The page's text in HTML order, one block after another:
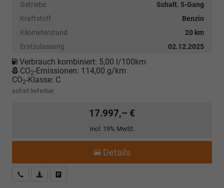
Getriebe
Schalt. 5-Gang
Kraftstoff
Benzin
Kilometerstand
20 km
Erstzulassung
02.12.2025
Verbrauch kombiniert: 5,00 l/100km
CO2-Emissionen: 114,00 g/km
CO2-Klasse: C
sofort lieferbar
17.997,– €
incl. 19% MwSt.
Details
Kostenloser Rückruf-Service
PDF-Datei, Fahrzeugexposé drucken